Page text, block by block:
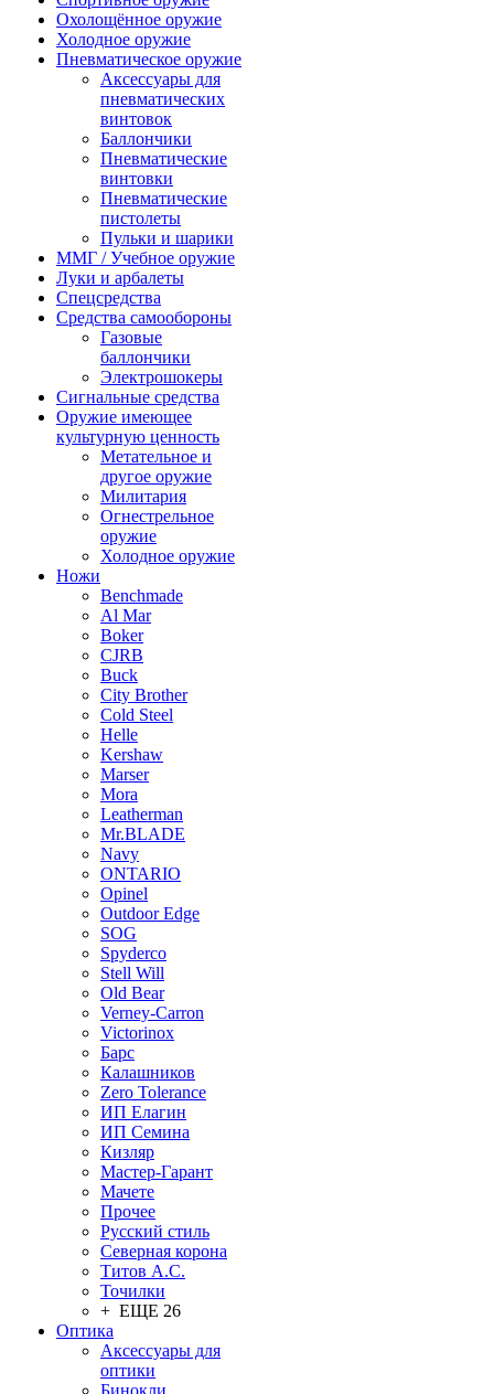
Охолощённое оружие
Холодное оружие
Пневматическое оружие
Аксессуары для
пневматических
винтовок
Баллончики
Пневматические
винтовки
Пневматические
пистолеты
Пульки и шарики
ММГ / Учебное оружие
Луки и арбалеты
Спецсредства
Средства самообороны
Газовые
баллончики
Электрошокеры
Сигнальные средства
Оружие имеющее
культурную ценность
Метательное и
другое оружие
Милитария
Огнестрельное
оружие
Холодное оружие
Ножи
Benchmade
Al Mar
Boker
CJRB
Buck
City Brother
Cold Steel
Helle
Kershaw
Marser
Mora
Leatherman
Mr.BLADE
Navy
ONTARIO
Opinel
Outdoor Edge
SOG
Spyderco
Stell Will
Old Bear
Verney-Carron
Victorinox
Барс
Калашников
Zero Tolerance
ИП Елагин
ИП Семина
Кизляр
Мастер-Гарант
Мачете
Прочее
Русский стиль
Северная корона
Титов А.С.
Точилки
+ ЕЩЕ 26
Оптика
Аксессуары для
оптики
Бинокли